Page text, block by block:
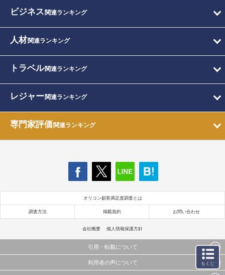
ビジネス 関連ランキング
人材関連ランキング
トラベル関連ランキング
レジャー関連ランキング
専門家評価関連ランキング
オリコン顧客満足度調査とは
調査方法 掲載規約 お問い合わせ
会社概要 個人情報保護方針
引用・転載について
当サイトで公開されている情報（文字、写真、イラスト、画像データ等）及びこれらの配置・
利用者の声について もくじ